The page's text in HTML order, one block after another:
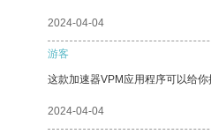
2024-04-04
游客
这款加速器VPM应用程序可以给
2024-04-04